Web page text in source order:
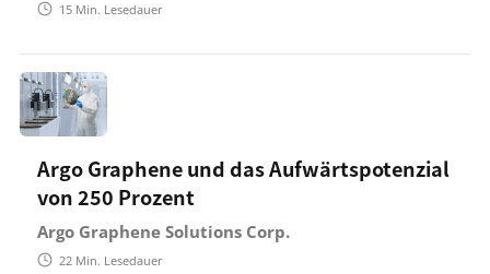
15 Min. Lesedauer
Argo Graphene und das Aufwärtspotenzial
von 250 Prozent
Argo Graphene Solutions Corp.
22 Min. Lesedauer